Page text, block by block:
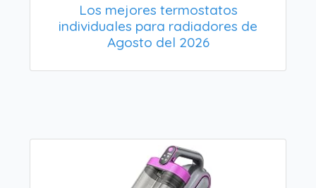
Los mejores termostatos
individuales para radiadores de
Agosto del 2026